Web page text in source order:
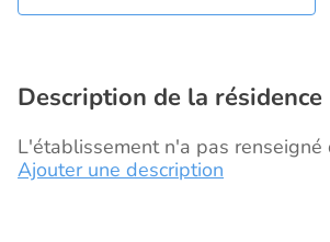
Description de la résidence
L'établissement n'a pas renseigné
Ajouter une description